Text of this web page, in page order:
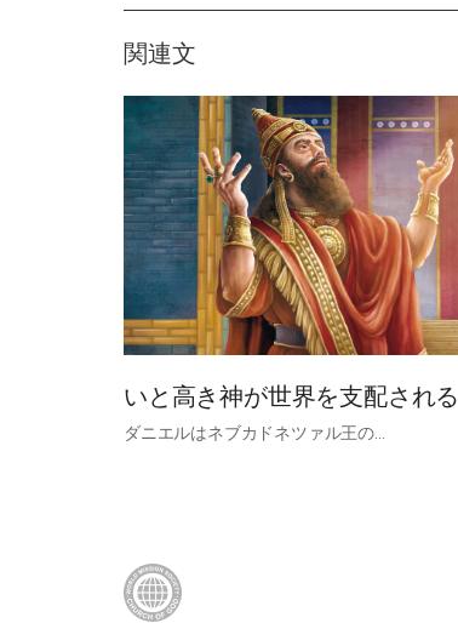
関連文
いと高き神が世界を支配される
ダニエルはネブカドネツァル王の…